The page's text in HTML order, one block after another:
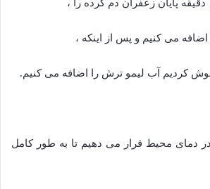
اضافه می کنیم و پس از اینکه ،
کردیم آب لیمو ترش را اضافه می کنیم.
در دمای محیط قرار می دهیم تا به طور کامل